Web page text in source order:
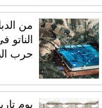
من
حرب
يوم